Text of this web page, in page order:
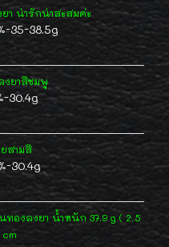
า น่ารักน่าสะสมค่ะ
35-38.5g
งยาสีชมพู
30.4g
สามสี
30.4g
นทองลงยา น้ำหนัก 37.9 g ( 2.5